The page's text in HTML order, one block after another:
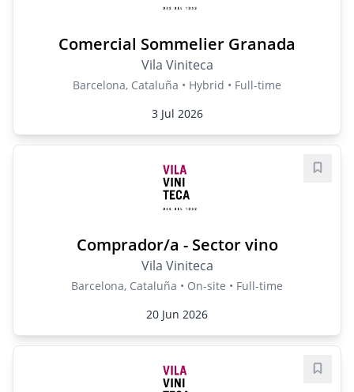
Comercial Sommelier Granada
Vila Viniteca
Barcelona, Cataluña • Hybrid • Full-time
3 Jul 2026
Comprador/a - Sector vino
Vila Viniteca
Barcelona, Cataluña • On-site • Full-time
20 Jun 2026
Save
Save